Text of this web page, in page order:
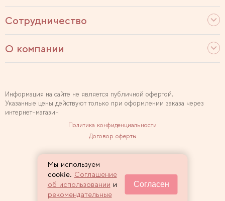
Сотрудничество
О компании
2007 — 2026 Sewclub
Информация на сайте не является публичной офертой.
Указанные цены действуют только при оформлении заказа через
интернет-магазин
Политика конфиденциальности
Договор оферты
Мы используем
cookie. Соглашение
об использовании и
рекомендательные
Согласен